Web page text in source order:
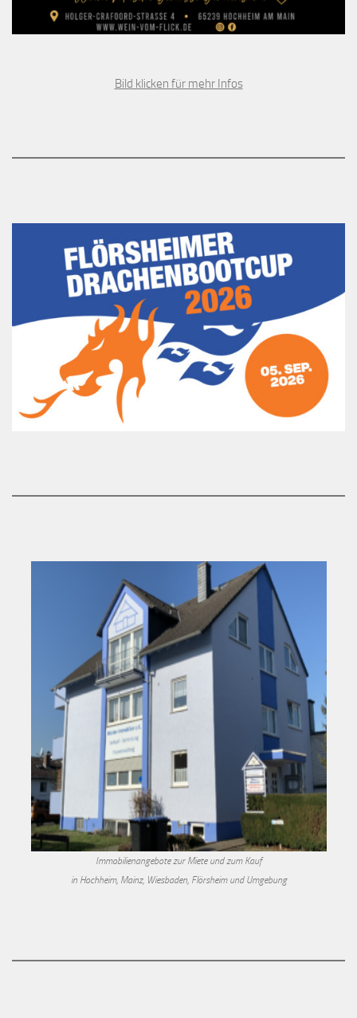
Bild klicken für mehr Infos
Immobilienangebote zur Miete und zum Kauf
in Hochheim, Mainz, Wiesbaden, Flörsheim und Umgebung